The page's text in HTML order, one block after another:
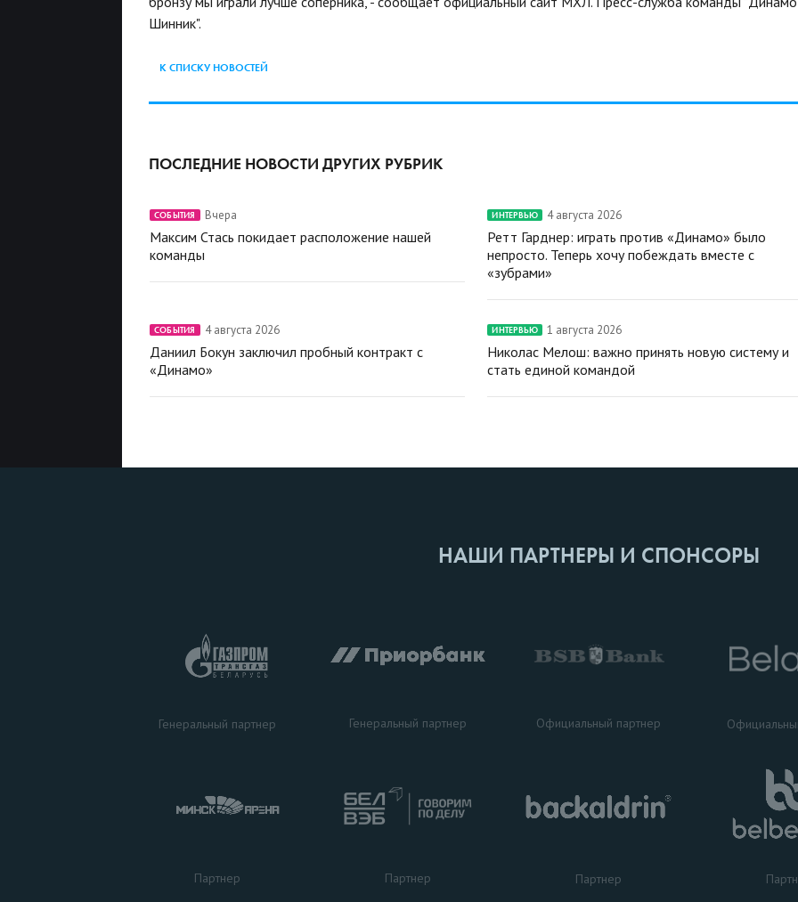
Шинник".
К СПИСКУ НОВОСТЕЙ
ПОСЛЕДНИЕ НОВОСТИ ДРУГИХ РУБРИК
СОБЫТИЯ Вчера
Максим Стась покидает расположение нашей
команды
ИНТЕРВЬЮ 4 августа 2026
Ретт Гарднер: играть против «Динамо» было
непросто. Теперь хочу побеждать вместе с
«зубрами»
СОБЫТИЯ 4 августа 2026
Даниил Бокун заключил пробный контракт с
«Динамо»
ИНТЕРВЬЮ 1 августа 2026
Николас Мелош: важно принять новую систему и
стать единой командой
НАШИ ПАРТНЕРЫ И СПОНСОРЫ
Генеральный партнер Генеральный партнер Официальный партнер
Партнер Партнер Партнер